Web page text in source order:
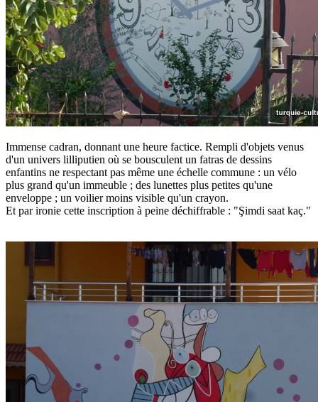
Immense cadran, donnant une heure factice. Rempli d'objets venus
d'un univers lilliputien où se bousculent un fatras de dessins
enfantins ne respectant pas même une échelle commune : un vélo
plus grand qu'un immeuble ; des lunettes plus petites qu'une
enveloppe ; un voilier moins visible qu'un crayon.
Et par ironie cette inscription à peine déchiffrable : "Şimdi saat kaç."